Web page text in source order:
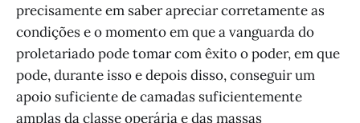
precisamente em saber apreciar corretamente as
condições e o momento em que a vanguarda do
proletariado pode tomar com êxito o poder, em que
pode, durante isso e depois disso, conseguir um
apoio suficiente de camadas suficientemente
amplas da classe operária e das massas